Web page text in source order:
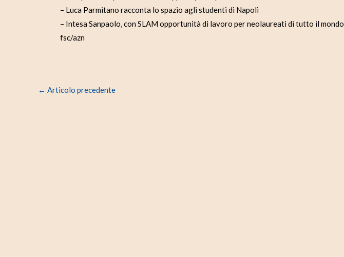
– Luca Parmitano racconta lo spazio agli studenti di Napoli
– Intesa Sanpaolo, con SLAM opportunità di lavoro per neolaureati di tutto il mondo
fsc/azn
← Articolo precedente